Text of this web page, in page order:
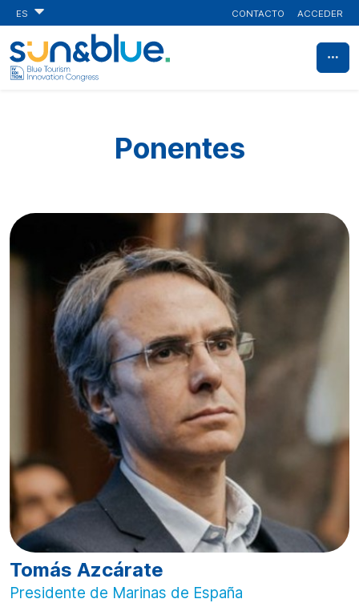
ES CONTACTO ACCEDER
Ponentes
Tomás Azcárate
Presidente de Marinas de España